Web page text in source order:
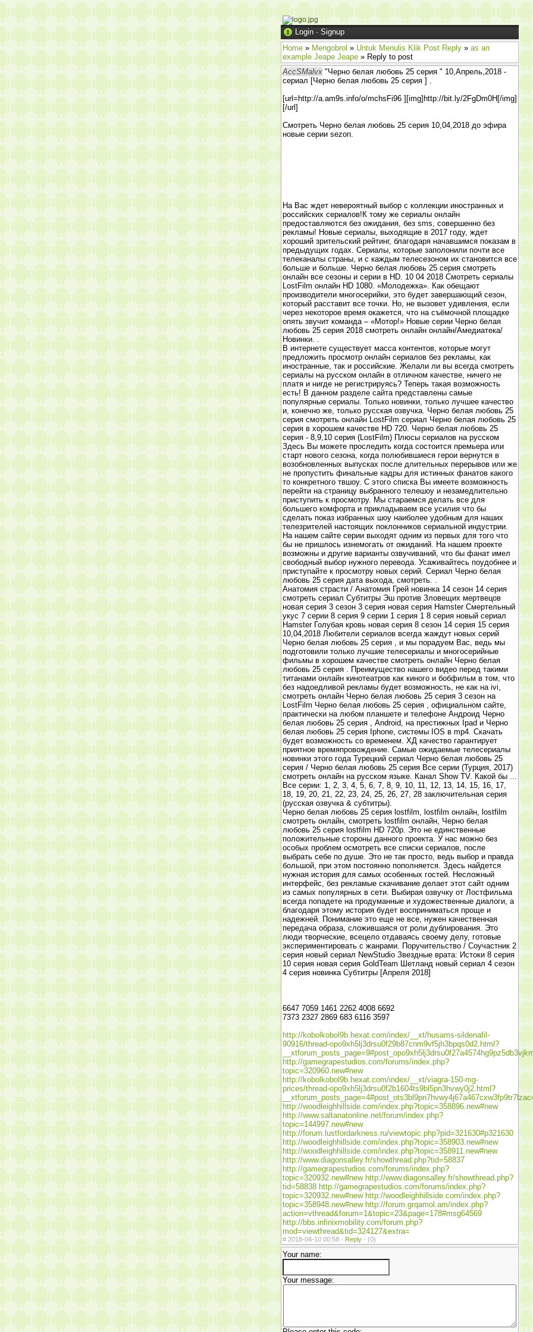
Login · Signup
Home » Mengobrol » Untuk Menulis Klik Post Reply » as an
example Jeape Jeape » Reply to post
AccSMalvx "Черно белая любовь 25 серия " 10,Апрель,2018 -
сериал [Черно белая любовь 25 серия ] .
[url=http://a.am9s.info/o/mchsFi96 ][img]http://bit.ly/2FgDm0H[/img]
[/url]
Смотреть Черно белая любовь 25 серия 10,04,2018 до эфира
новые серии sezon.
На Вас ждет невероятный выбор с коллекции иностранных и
российских сериалов!К тому же сериалы онлайн
предоставляются без ожидания, без sms, совершенно без
рекламы! Новые сериалы, выходящие в 2017 году, ждет
хороший зрительский рейтинг, благодаря начавшимся показам в
предыдущих годах. Сериалы, которые заполонили почти все
телеканалы страны, и с каждым телесезоном их становится все
больше и больше. Черно белая любовь 25 серия смотреть
онлайн все сезоны и серии в HD. 10 04 2018 Смотреть сериалы
LostFilm онлайн HD 1080. «Молодежка». Как обещают
производители многосерийки, это будет завершающий сезон,
который расставит все точки. Но, не вызовет удивления, если
через некоторое время окажется, что на съёмочной площадке
опять звучит команда – «Мотор!» Новые серии Черно белая
любовь 25 серия 2018 смотреть онлайн онлайн/Амедиатека/
Новинки. .
В интернете существует масса контентов, которые могут
предложить просмотр онлайн сериалов без рекламы, как
иностранные, так и российские. Желали ли вы всегда смотреть
сериалы на русском онлайн в отличном качестве, ничего не
платя и нигде не регистрируясь? Теперь такая возможность
есть! В данном разделе сайта представлены самые
популярные сериалы. Только новинки, только лучшее качество
и, конечно же, только русская озвучка. Черно белая любовь 25
серия смотреть онлайн LostFilm сериал Черно белая любовь 25
серия в хорошем качестве HD 720. Черно белая любовь 25
серия - 8,9,10 серия (LostFilm) Плюсы сериалов на русском
Здесь Вы можете проследить когда состоится премьера или
старт нового сезона, когда полюбившиеся герои вернутся в
возобновленных выпусках после длительных перерывов или же
не пропустить финальные кадры для истинных фанатов какого
то конкретного твшоу. С этого списка Вы имеете возможность
перейти на страницу выбранного телешоу и незамедлительно
приступить к просмотру. Мы стараемся делать все для
большего комфорта и прикладываем все усилия что бы
сделать показ избранных шоу наиболее удобным для наших
телезрителей настоящих поклонников сериальной индустрии.
На нашем сайте серии выходят одним из первых для того что
бы не пришлось изнемогать от ожиданий. На нашем проекте
возможны и другие варианты озвучиваний, что бы фанат имел
свободный выбор нужного перевода. Усаживайтесь поудобнее и
приступайте к просмотру новых серий. Сериал Черно белая
любовь 25 серия дата выхода, смотреть. .
Анатомия страсти / Анатомия Грей новинка 14 сезон 14 серия
смотреть сериал Субтитры Эш против Зловещих мертвецов
новая серия 3 сезон 3 серия новая серия Hamster Смертельный
укус 7 серии 8 серия 9 серии 1 серия 1 8 серия новый сериал
Hamster Голубая кровь новая серия 8 сезон 14 серия 15 серия
10,04,2018 Любители сериалов всегда жаждут новых серий
Черно белая любовь 25 серия , и мы порадуем Вас, ведь мы
подготовили только лучшие телесериалы и многосерийные
фильмы в хорошем качестве смотреть онлайн Черно белая
любовь 25 серия . Преимущество нашего видео перед такими
титанами онлайн кинотеатров как киного и бобфильм в том, что
без надоедливой рекламы будет возможность, не как на ivi,
смотреть онлайн Черно белая любовь 25 серия 3 сезон на
LostFilm Черно белая любовь 25 серия , официальном сайте,
практически на любом планшете и телефоне Андроид Черно
белая любовь 25 серия , Android, на престижных Ipad и Черно
белая любовь 25 серия Iphone, системы IOS в mp4. Скачать
будет возможность со временем. ХД качество гарантирует
приятное времяпровождение. Самые ожидаемые телесериалы
новинки этого года Турецкий сериал Черно белая любовь 25
серия / Черно белая любовь 25 серия Все серии (Турция, 2017)
смотреть онлайн на русском языке. Канал Show TV. Какой бы ...
Все серии: 1, 2, 3, 4, 5, 6, 7, 8, 9, 10, 11, 12, 13, 14, 15, 16, 17,
18, 19, 20, 21, 22, 23, 24, 25, 26, 27, 28 заключительная серия
(русская озвучка & субтитры).
Черно белая любовь 25 серия lostfilm, lostfilm онлайн, lostfilm
смотреть онлайн, смотреть lostfilm онлайн, Черно белая
любовь 25 серия lostfilm HD 720p. Это не единственные
положительные стороны данного проекта. У нас можно без
особых проблем осмотреть все списки сериалов, после
выбрать себе по душе. Это не так просто, ведь выбор и правда
большой, при этом постоянно пополняется. Здесь найдется
нужная история для самых особенных гостей. Несложный
интерфейс, без рекламые скачивание делает этот сайт одним
из самых популярных в сети. Выбирая озвучку от Лостфильма
всегда попадете на продуманные и художественные диалоги, а
благодаря этому история будет восприниматься проще и
надежней. Понимание это еще не все, нужен качественная
передача образа, сложившаяся от роли дублирования. Это
люди творческие, всецело отдаваясь своему делу, готовые
экспериментировать с жанрами. Поручительство / Соучастник 2
серия новый сериал NewStudio Звездные врата: Истоки 8 серия
10 серия новая серия GoldTeam Шетланд новый сериал 4 сезон
4 серия новинка Субтитры [Апреля 2018]
6647 7059 1461 2262 4008 6692
7373 2327 2869 683 6116 3597
http://kobolkobol9b.hexat.com/index/__xt/husams-sildenafil-
90916/thread-opo9xh5lj3drsu0f29b87cnm9vf5jh3bpqs0d2.html?
http://gamegrapestudios.com/forums/index.php?
topic=320960.new#new
http://kobolkobol9b.hexat.com/index/__xt/viagra-150-mg-
prices/thread-opo9xh5lj3drsu0f2b1604ts9bl5pn3hvwy0j2.html?
http://woodleighhillside.com/index.php?topic=358896.new#new
http://www.saltanatonline.net/forum/index.php?
topic=144997.new#new
http://forum.lustfordarkness.ru/viewtopic.php?pid=321630#p321630
http://woodleighhillside.com/index.php?topic=358903.new#new
http://woodleighhillside.com/index.php?topic=358911.new#new
http://www.diagonsalley.fr/showthread.php?tid=58837
http://gamegrapestudios.com/forums/index.php?
topic=320932.new#new http://www.diagonsalley.fr/showthread.php?
tid=58838 http://gamegrapestudios.com/forums/index.php?
topic=320932.new#new http://woodleighhillside.com/index.php?
topic=358948.new#new http://forum.grqamol.am/index.php?
action=vthread&forum=1&topic=23&page=178#msg64569
http://bbs.infinixmobility.com/forum.php?
mod=viewthread&tid=324127&extra=
# 2018-04-10 00:58 · Reply · (0)
Your name:
Your message: